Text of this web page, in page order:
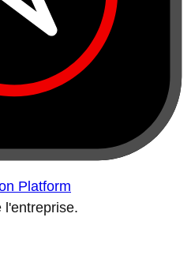
Platform
l'entreprise.